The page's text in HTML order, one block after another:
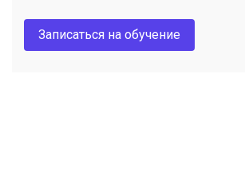
Записаться на обучение